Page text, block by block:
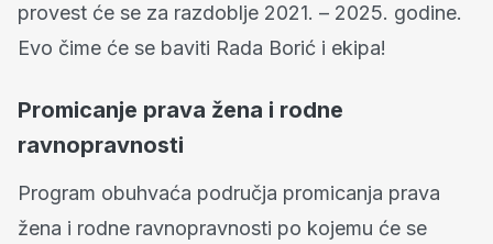
provest će se za razdoblje 2021. – 2025. godine.
Evo čime će se baviti Rada Borić i ekipa!
Promicanje prava žena i rodne
ravnopravnosti
Program obuhvaća područja promicanja prava
žena i rodne ravnopravnosti po kojemu će se